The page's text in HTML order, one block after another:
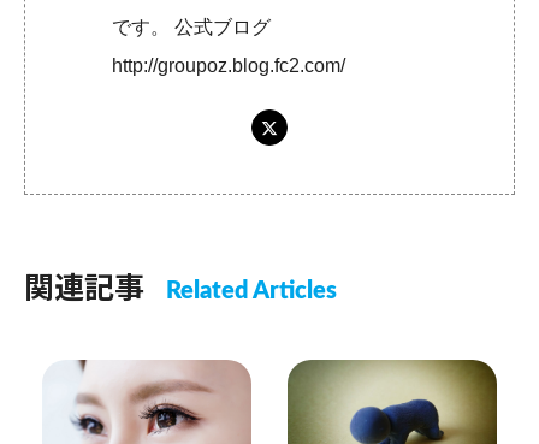
です。 公式ブログ
http://groupoz.blog.fc2.com/
関連記事 Related Articles